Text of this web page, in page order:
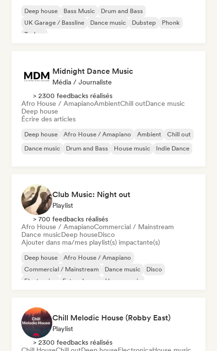
Deep house Bass Music
Drum and Bass
UK Garage / Bassline
Dance music Dubstep
Phonk
Techno
Midnight Dance Music
Média / Journaliste
> 2300 feedbacks réalisés
Afro House / AmapianoAmbientChill outDance music
Deep house
Écrire des articles
Deep house Afro House / Amapiano Ambient
Chill out
Dance music
Drum and Bass House music Indie Dance
Club Music: Night out
Playlist
> 700 feedbacks réalisés
Afro House / AmapianoCommercial / Mainstream
Dance musicDeep houseDisco
Ajouter dans ma/mes playlist(s) impactante(s)
Deep house
Afro House / Amapiano
Commercial / Mainstream
Dance music
Disco
Electronica
Future house House music
Chill Melodic House (Robby East)
Playlist
> 2300 feedbacks réalisés